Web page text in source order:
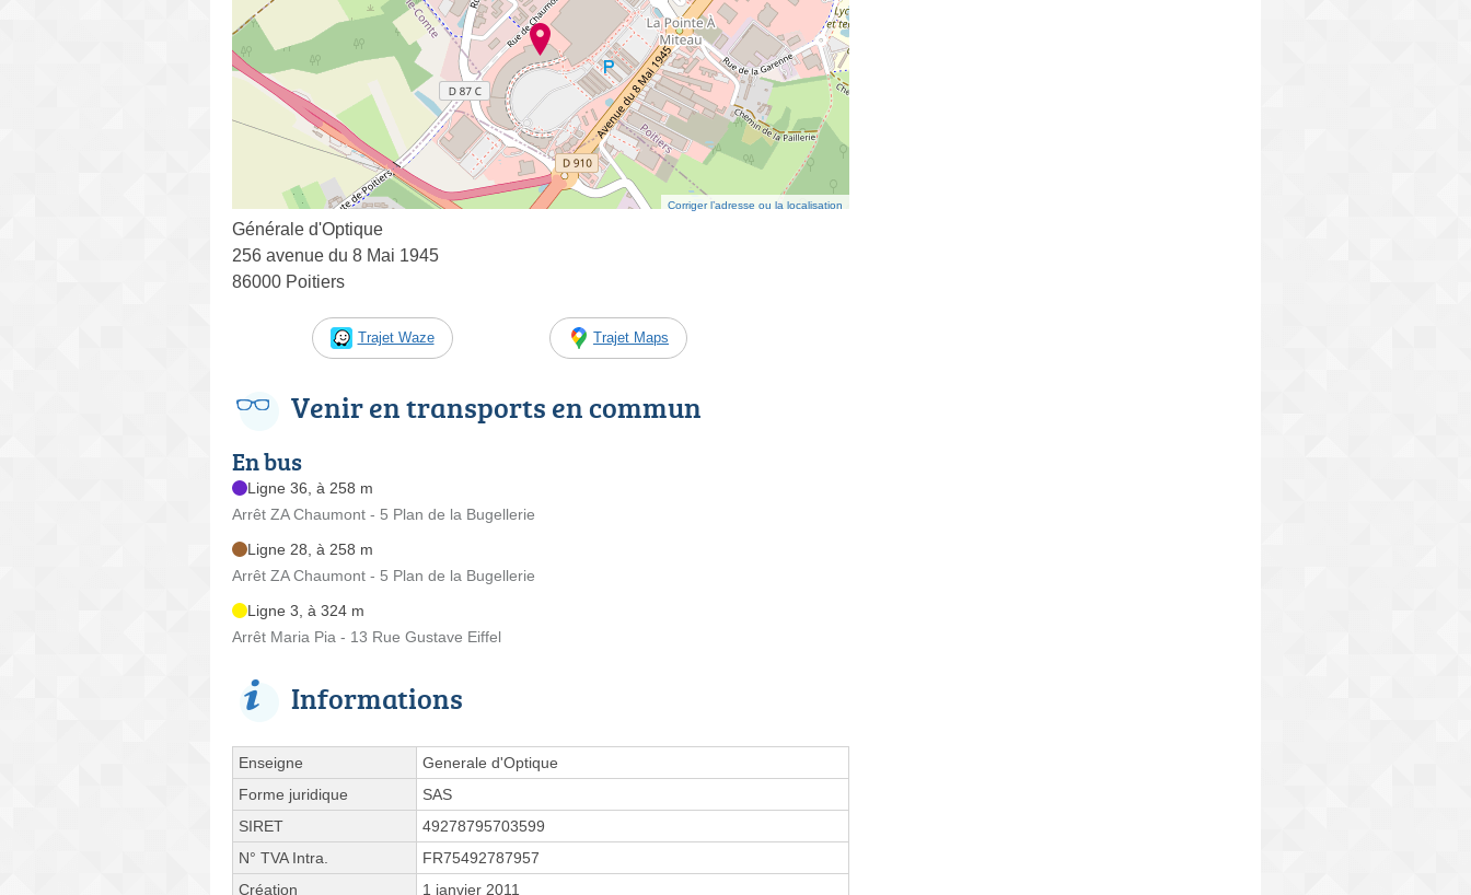
Corriger l’adresse ou la localisation
Générale d'Optique
256 avenue du 8 Mai 1945
86000 Poitiers
Trajet Waze Trajet Maps
Venir en transports en commun
En bus
Ligne 36, à 258 m
Arrêt ZA Chaumont - 5 Plan de la Bugellerie
Ligne 28, à 258 m
Arrêt ZA Chaumont - 5 Plan de la Bugellerie
Ligne 3, à 324 m
Arrêt Maria Pia - 13 Rue Gustave Eiffel
Informations
Enseigne
Generale d'Optique
Forme juridique
SAS
SIRET
49278795703599
N° TVA Intra.
FR75492787957
Création
1 janvier 2011